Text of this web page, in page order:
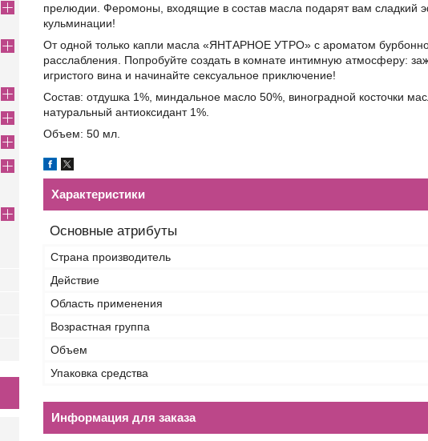
прелюдии. Феромоны, входящие в состав масла подарят вам сладкий
кульминации!
От одной только капли масла «ЯНТАРНОЕ УТРО» с ароматом
расслабления. Попробуйте создать в комнате интимную атмосферу:
игристого вина и начинайте сексуальное приключение!
Состав: отдушка 1%, миндальное масло 50%, виноградной косточки
натуральный антиоксидант 1%.
Объем: 50 мл.
Характеристики
Основные атрибуты
Страна производитель
Действие
Область применения
Возрастная группа
Объем
Упаковка средства
Информация для заказа